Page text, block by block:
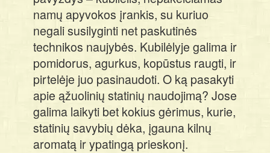
namų apyvokos įrankis, su kuriuo
negali susilyginti net paskutinės
technikos naujybės. Kubilėlyje galima ir
pomidorus, agurkus, kopūstus raugti, ir
pirtelėje juo pasinaudoti. O ką pasakyti
apie ąžuolinių statinių naudojimą? Jose
galima laikyti bet kokius gėrimus, kurie,
statinių savybių dėka, įgauna kilnų
aromatą ir ypatingą prieskonį.